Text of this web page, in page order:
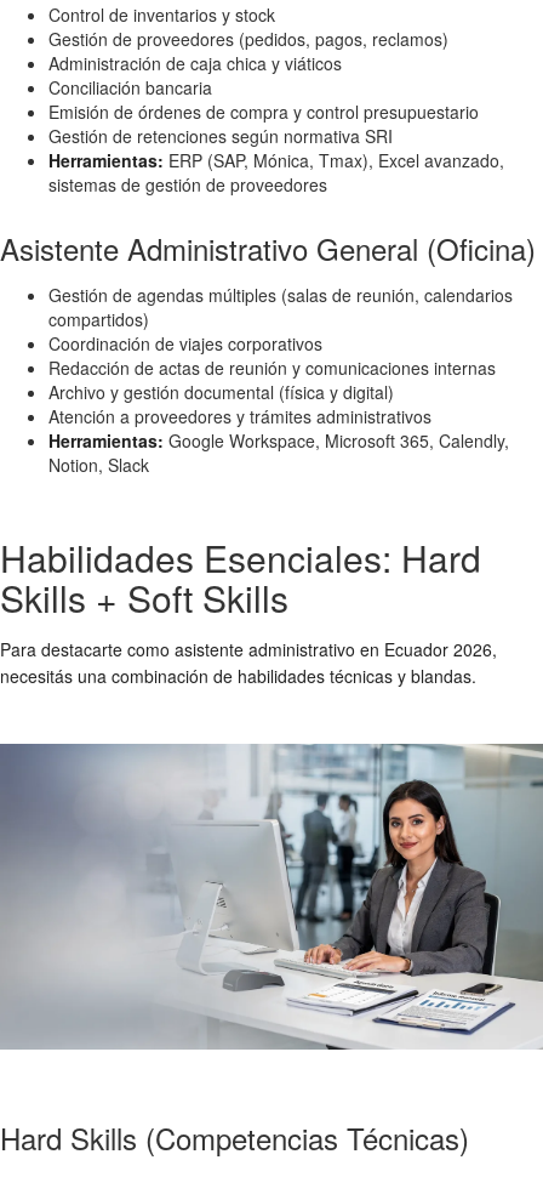
Control de inventarios y stock
Gestión de proveedores (pedidos, pagos, reclamos)
Administración de caja chica y viáticos
Conciliación bancaria
Emisión de órdenes de compra y control presupuestario
Gestión de retenciones según normativa SRI
Herramientas: ERP (SAP, Mónica, Tmax), Excel avanzado,
sistemas de gestión de proveedores
Asistente Administrativo General (Oficina)
Gestión de agendas múltiples (salas de reunión, calendarios
compartidos)
Coordinación de viajes corporativos
Redacción de actas de reunión y comunicaciones internas
Archivo y gestión documental (física y digital)
Atención a proveedores y trámites administrativos
Herramientas: Google Workspace, Microsoft 365, Calendly,
Notion, Slack
Habilidades Esenciales: Hard
Skills + Soft Skills
Para destacarte como asistente administrativo en Ecuador 2026,
necesitás una combinación de habilidades técnicas y blandas.
Hard Skills (Competencias Técnicas)